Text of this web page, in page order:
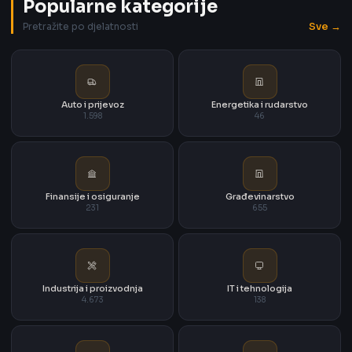
Popularne kategorije
Pretražite po djelatnosti Sve →
Auto i prijevoz
1.598
Energetika i rudarstvo
46
Finansije i osiguranje
231
Građevinarstvo
655
Industrija i proizvodnja
4.673
IT i tehnologija
138